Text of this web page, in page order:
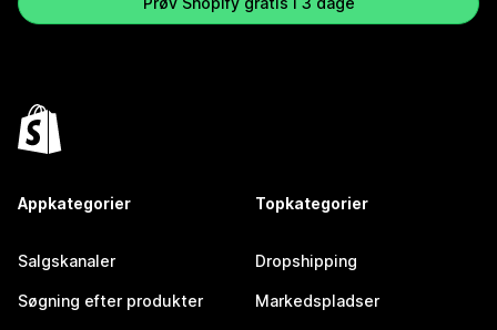
Appkategorier
Salgskanaler
Søgning efter produkter
Topkategorier
Dropshipping
Markedspladser